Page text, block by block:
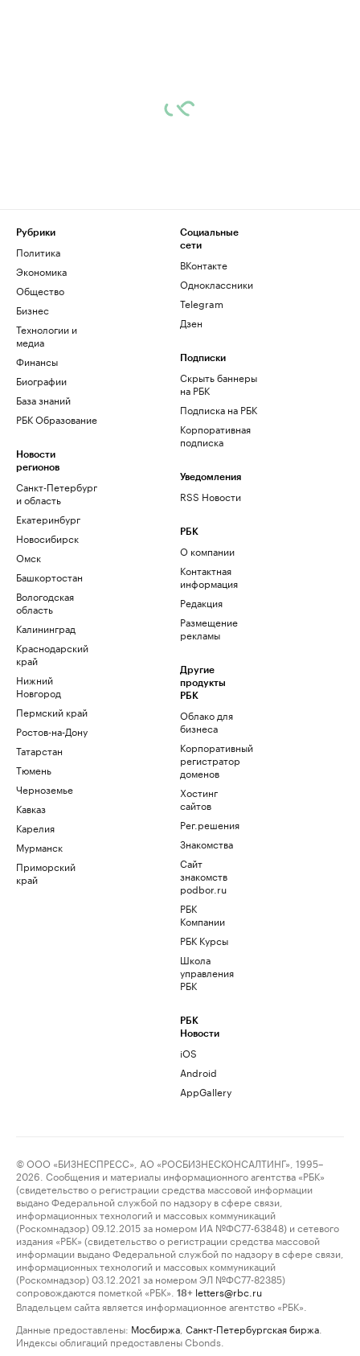
Рубрики
Политика
Экономика
Общество
Бизнес
Технологии и
медиа
Финансы
Биографии
База знаний
РБК Образование
Новости
регионов
Санкт-Петербург
и область
Екатеринбург
Новосибирск
Омск
Башкортостан
Вологодская
область
Калининград
Краснодарский
край
Нижний
Новгород
Пермский край
Ростов-на-Дону
Татарстан
Тюмень
Черноземье
Кавказ
Карелия
Мурманск
Приморский
край
Социальные
сети
ВКонтакте
Одноклассники
Telegram
Дзен
Подписки
Скрыть баннеры
на РБК
Подписка на РБК
Корпоративная
подписка
Уведомления
RSS Новости
РБК
О компании
Контактная
информация
Редакция
Размещение
рекламы
Другие
продукты
РБК
Облако для
бизнеса
Корпоративный
регистратор
доменов
Хостинг
сайтов
Рег.решения
Знакомства
Сайт
знакомств
podbor.ru
РБК
Компании
РБК Курсы
Школа
управления
РБК
РБК
Новости
iOS
Android
AppGallery
© ООО «БИЗНЕСПРЕСС», АО «РОСБИЗНЕСКОНСАЛТИНГ», 1995–
2026. Сообщения и материалы информационного агентства «РБК»
(свидетельство о регистрации средства массовой информации
выдано Федеральной службой по надзору в сфере связи,
информационных технологий и массовых коммуникаций
(Роскомнадзор) 09.12.2015 за номером ИА №ФС77-63848) и сетевого
издания «РБК» (свидетельство о регистрации средства массовой
информации выдано Федеральной службой по надзору в сфере связи,
информационных технологий и массовых коммуникаций
(Роскомнадзор) 03.12.2021 за номером ЭЛ №ФС77-82385)
сопровождаются пометкой «РБК».
18+ letters@rbc.ru
Владельцем сайта является информационное агентство «РБК».
Данные предоставлены: Мосбиржа Санкт-Петербургская биржа
Индексы облигаций предоставлены Cbonds.